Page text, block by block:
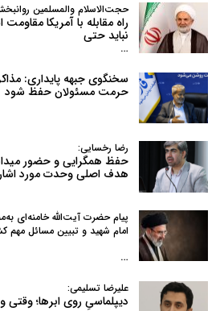
حجت‌الاسلام والمسلمین
راه مقابله با آمریکا
نباید حتی
…
سخنگوی جبهه پایداری:
حرمت مسئولان حفظ شود
رضا رخسایی:
حفظ همگرایی و حضور
هدف اصلی وحدت مورد
پیام حضرت آیت‌الله خامنه‌ای
امام شهید و تبیین مسائل مهم
…
علیرضا تسلیمی:
دیپلماسیِ روی ابرها؛ وقتی